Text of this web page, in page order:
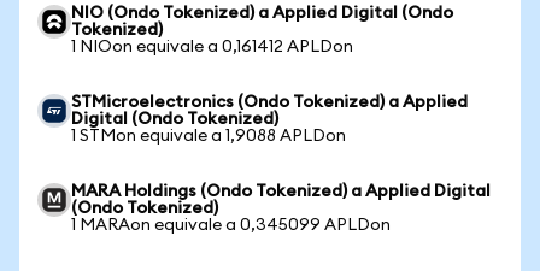
NIO (Ondo Tokenized) a Applied Digital (Ondo
Tokenized)
1 NIOon equivale a 0,161412 APLDon
STMicroelectronics (Ondo Tokenized) a Applied
Digital (Ondo Tokenized)
1 STMon equivale a 1,9088 APLDon
MARA Holdings (Ondo Tokenized) a Applied Digital
(Ondo Tokenized)
1 MARAon equivale a 0,345099 APLDon